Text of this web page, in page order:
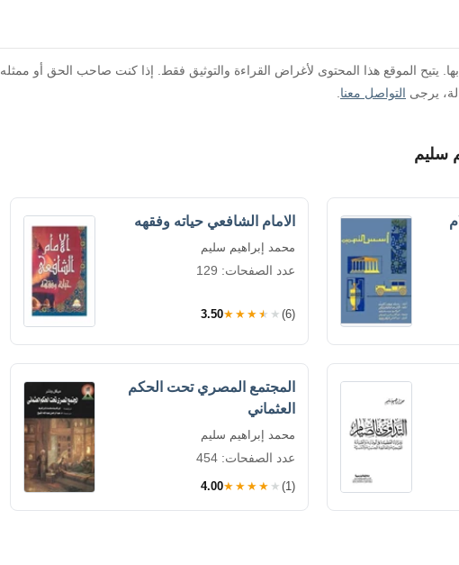
يتيح الموقع هذا المحتوى لأغراض القراءة والتوثيق فقط. إذا كنت صاحب الحق أو ممثله
يرجى التواصل معنا
سليم
الامام الشافعي حياته وفقهه
محمد إبراهيم سليم
عدد الصفحات: 129
3.50★★★★★ (6)
المجتمع المصري تحت الحكم
العثماني
محمد إبراهيم سليم
عدد الصفحات: 454
4.00★★★★★ (1)